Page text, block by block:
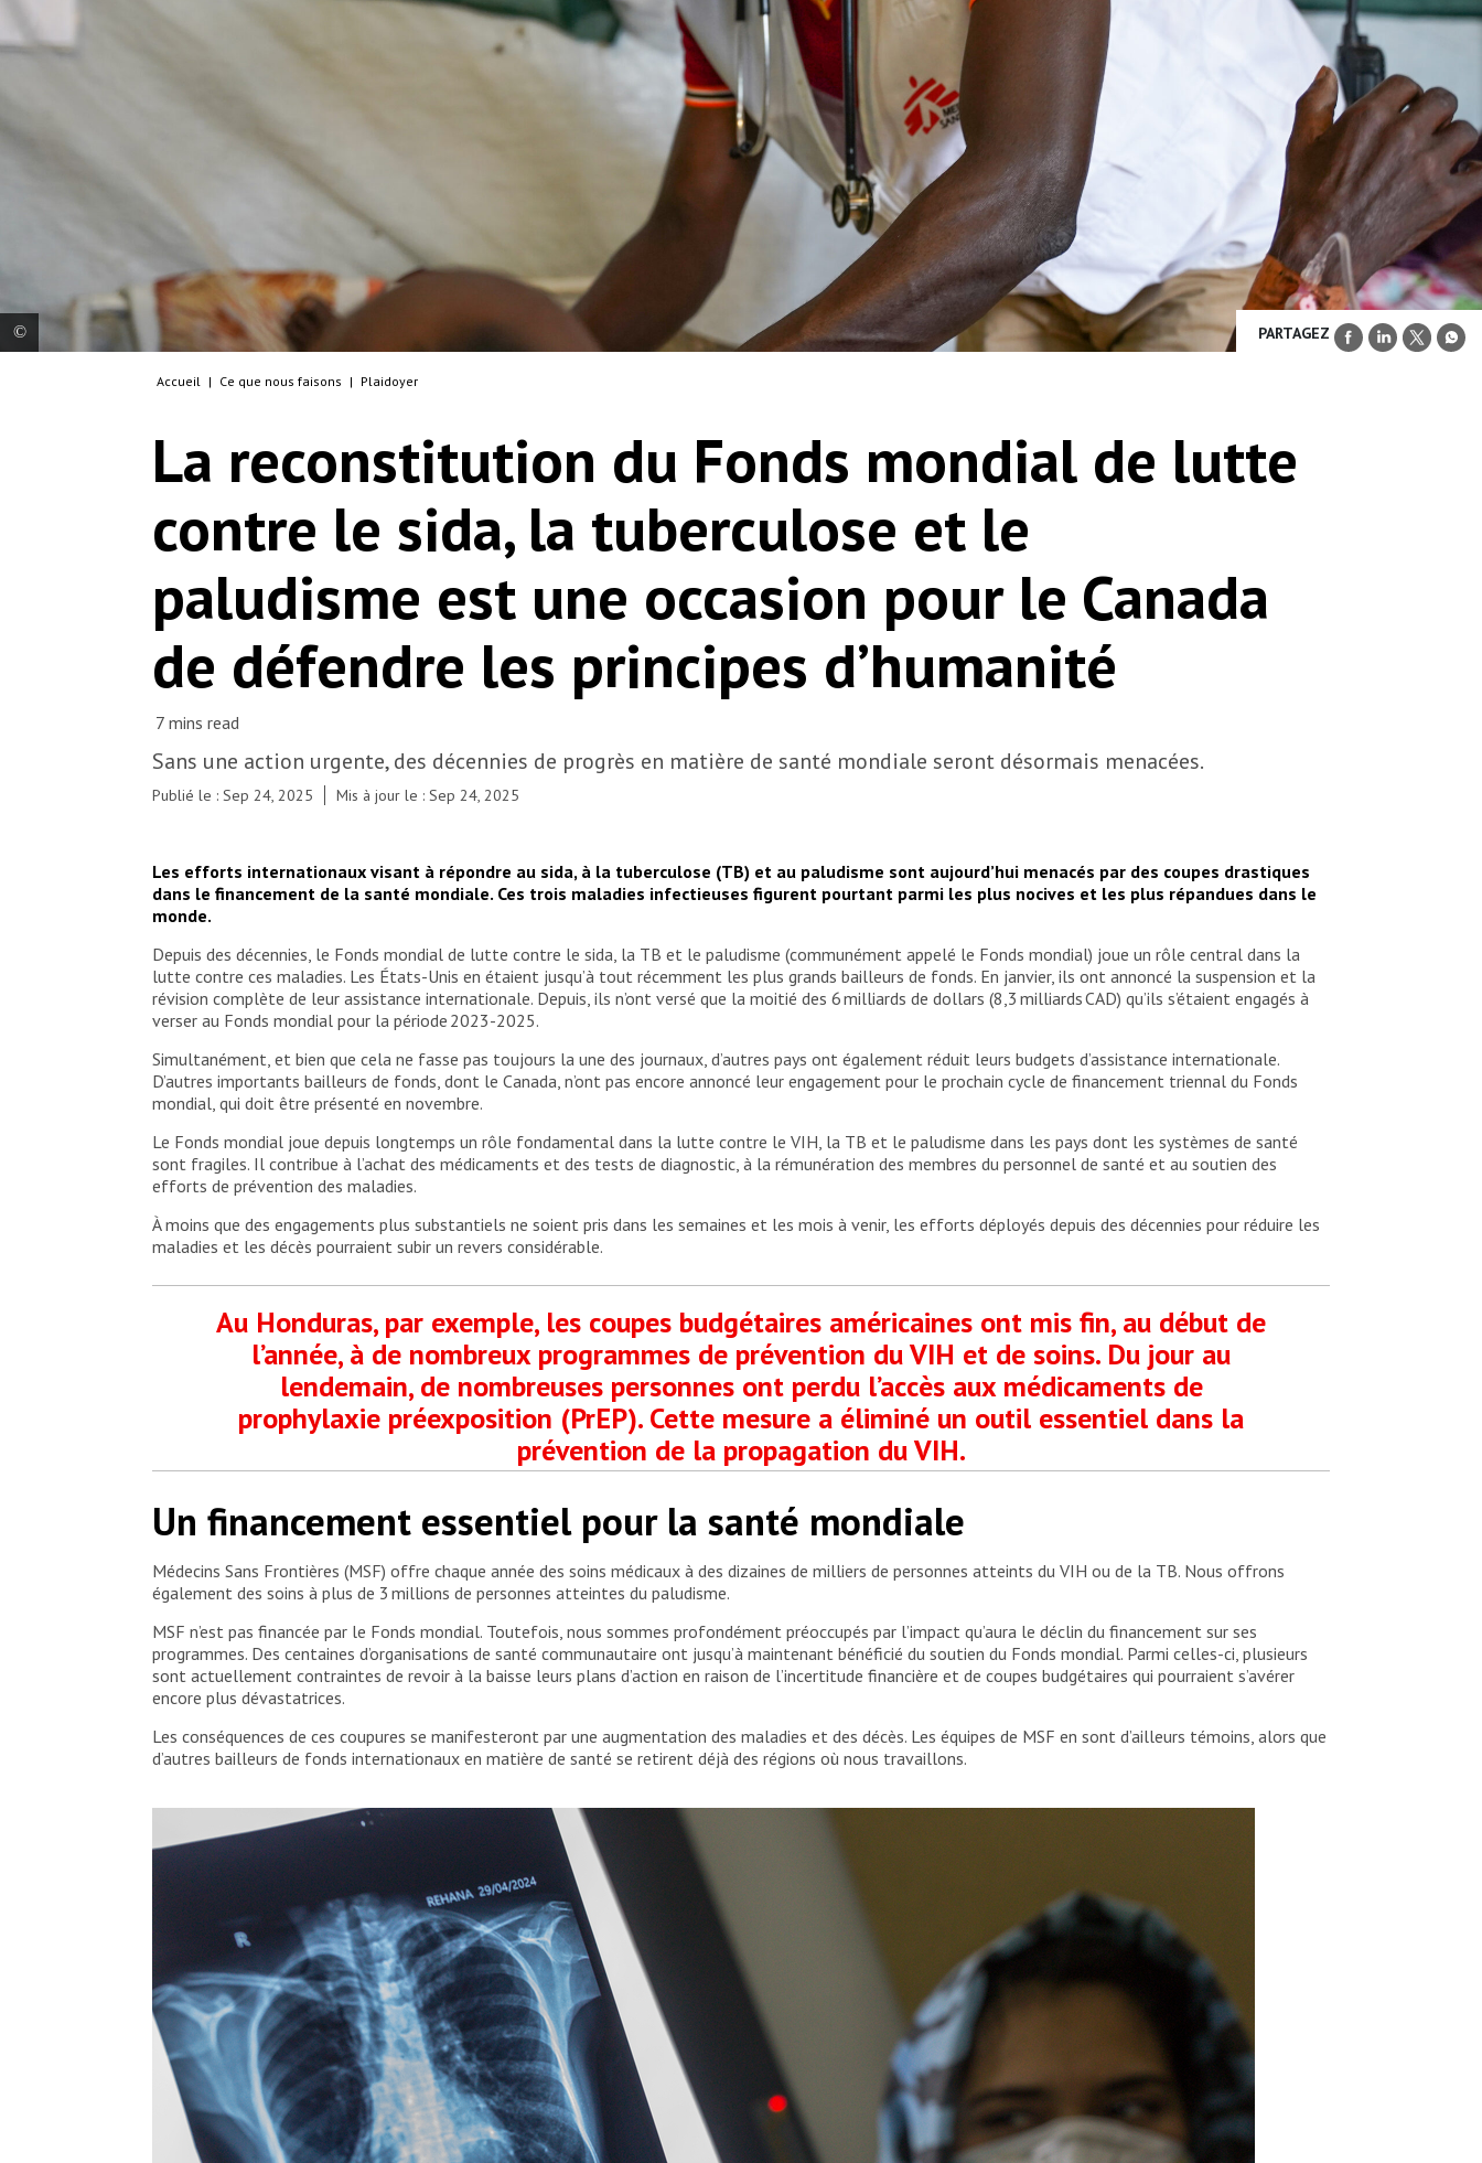
Isaac Batali, médecin chez MSF, examine une
de santé à Lankien, dans l’État de Jonglei. Soudan
du Sud, 2022. © Paul Odongo/MSF
PARTAGEZ
Accueil | Ce que nous faisons | Plaidoyer
La reconstitution du Fonds mondial de lutte
contre le sida, la tuberculose et le
paludisme est une occasion pour le Canada
de défendre les principes d’humanité
Sans une action urgente, des décennies de progrès en matière de santé mondiale seront désormais menacées.
Publié le : Sep 24, 2025 Mis à jour le : Sep 24, 2025
Les efforts internationaux visant à répondre au sida, à la tuberculose (TB) et au paludisme sont aujourd’hui menacés par des coupes drastiques
dans le financement de la santé mondiale. Ces trois maladies infectieuses figurent pourtant parmi les plus nocives et les plus répandues dans le
monde.
Depuis des décennies, le Fonds mondial de lutte contre le sida, la TB et le paludisme (communément appelé le Fonds mondial) joue un rôle central dans la
lutte contre ces maladies. Les États-Unis en étaient jusqu’à tout récemment les plus grands bailleurs de fonds. En janvier, ils ont annoncé la suspension et la
révision complète de leur assistance internationale. Depuis, ils n’ont versé que la moitié des 6 milliards de dollars (8,3 milliards CAD) qu’ils s’étaient engagés à
verser au Fonds mondial pour la période 2023-2025.
Simultanément, et bien que cela ne fasse pas toujours la une des journaux, d’autres pays ont également réduit leurs budgets d’assistance internationale.
D’autres importants bailleurs de fonds, dont le Canada, n’ont pas encore annoncé leur engagement pour le prochain cycle de financement triennal du Fonds
mondial, qui doit être présenté en novembre.
Le Fonds mondial joue depuis longtemps un rôle fondamental dans la lutte contre le VIH, la TB et le paludisme dans les pays dont les systèmes de santé
sont fragiles. Il contribue à l’achat des médicaments et des tests de diagnostic, à la rémunération des membres du personnel de santé et au soutien des
efforts de prévention des maladies.
À moins que des engagements plus substantiels ne soient pris dans les semaines et les mois à venir, les efforts déployés depuis des décennies pour réduire les
maladies et les décès pourraient subir un revers considérable.
Au Honduras, par exemple, les coupes budgétaires américaines ont mis fin, au début de
l’année, à de nombreux programmes de prévention du VIH et de soins. Du jour au
lendemain, de nombreuses personnes ont perdu l’accès aux médicaments de
prophylaxie préexposition (PrEP). Cette mesure a éliminé un outil essentiel dans la
prévention de la propagation du VIH.
Un financement essentiel pour la santé mondiale
Médecins Sans Frontières (MSF) offre chaque année des soins médicaux à des dizaines de milliers de personnes atteints du VIH ou de la TB. Nous offrons
également des soins à plus de 3 millions de personnes atteintes du paludisme.
MSF n’est pas financée par le Fonds mondial. Toutefois, nous sommes profondément préoccupés par l’impact qu’aura le déclin du financement sur ses
programmes. Des centaines d’organisations de santé communautaire ont jusqu’à maintenant bénéficié du soutien du Fonds mondial. Parmi celles-ci, plusieurs
sont actuellement contraintes de revoir à la baisse leurs plans d’action en raison de l’incertitude financière et de coupes budgétaires qui pourraient s’avérer
encore plus dévastatrices.
Les conséquences de ces coupures se manifesteront par une augmentation des maladies et des décès. Les équipes de MSF en sont d’ailleurs témoins, alors que
d’autres bailleurs de fonds internationaux en matière de santé se retirent déjà des régions où nous travaillons.